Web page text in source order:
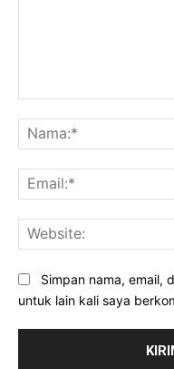
Simpan nama, email,
untuk lain kali saya